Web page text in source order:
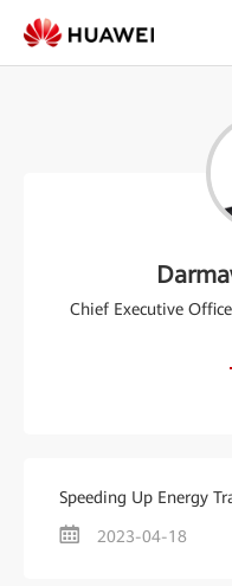
Chief Executive
Speeding Up Energy
2023-04-18